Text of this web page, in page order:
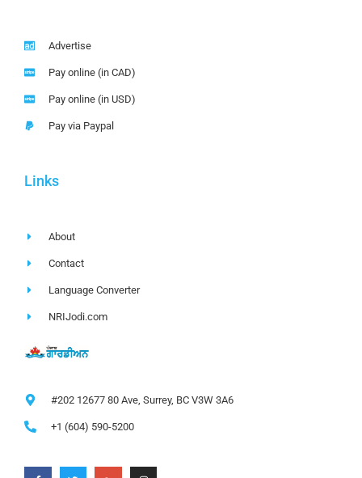
Advertise
Pay online (in CAD)
Pay online (in USD)
Pay via Paypal
Links
About
Contact
Language Converter
NRIJodi.com
#202 12677 80 Ave, Surrey, BC V3W 3A6
+1 (604) 590-5200